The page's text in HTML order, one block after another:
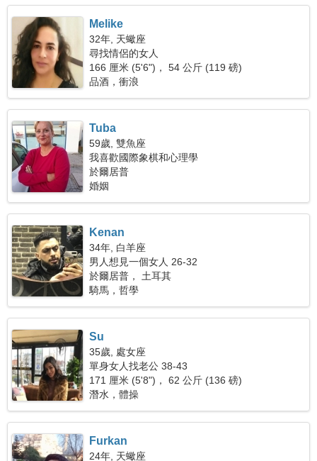
Melike
32年, 天蠍座
尋找情侶的女人
166 厘米 (5'6")， 54 公斤 (119 磅)
品酒，衝浪
Tuba
59歲, 雙魚座
我喜歡國際象棋和心理學
於爾居普
婚姻
Kenan
34年, 白羊座
男人想見一個女人 26-32
於爾居普， 土耳其
騎馬，哲學
Su
35歲, 處女座
單身女人找老公 38-43
171 厘米 (5'8")， 62 公斤 (136 磅)
潛水，體操
Furkan
24年, 天蠍座